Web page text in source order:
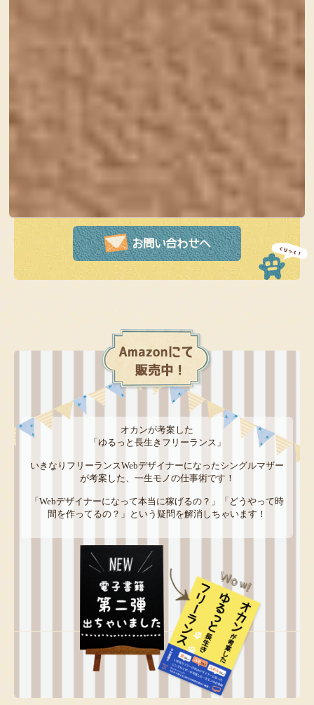
ジ制作や運営のお悩みなど、お気軽にご相談していただ
ブログカスタマイズなどのお見積りは
お問い合わせへ
オカンが考案した
「ゆるっと長生きフリーランス」
いきなりフリーランスWebデザイナーになったシングルマザー
が考案した、一生モノの仕事術です！
「Webデザイナーになって本当に稼げるの？」「どうやって時
間を作ってるの？」という疑問を解消しちゃいます！